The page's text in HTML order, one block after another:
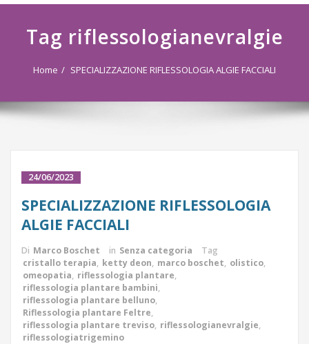
Tag riflessologianevralgie
Home SPECIALIZZAZIONE RIFLESSOLOGIA ALGIE FACCIALI
24/06/2023
SPECIALIZZAZIONE RIFLESSOLOGIA
ALGIE FACCIALI
Di Marco Boschet in Senza categoria
Tag
cristallo terapia, ketty deon, marco boschet, olistico,
omeopatia, riflessologia plantare,
riflessologia plantare bambini,
riflessologia plantare belluno,
Riflessologia plantare Feltre,
riflessologia plantare treviso, riflessologianevralgie,
riflessologiatrigemino